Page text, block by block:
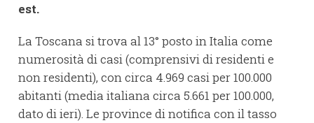
est.
La Toscana si trova al 13° posto in Italia come
numerosità di casi (comprensivi di residenti e
non residenti), con circa 4.969 casi per 100.000
abitanti (media italiana circa 5.661 per 100.000,
dato di ieri). Le province di notifica con il tasso